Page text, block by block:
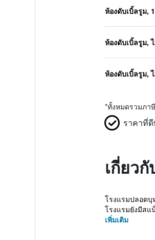
ห้องดับเบิ้ลรูม,
ห้องดับเบิ้ลรูม,
ห้องดับเบิ้ลรูม,
*ทั้งหมดรวมภา
ราคาที่
เกี่ยว
โรงแรมปลอดบุ
โรงแรมยังมีสแ
เพิ่มเติม